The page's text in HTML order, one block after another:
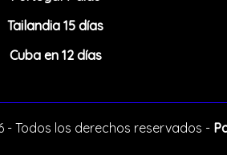
Tailandia 15 días
Cuba en 12 días
Todos los derechos reservados -